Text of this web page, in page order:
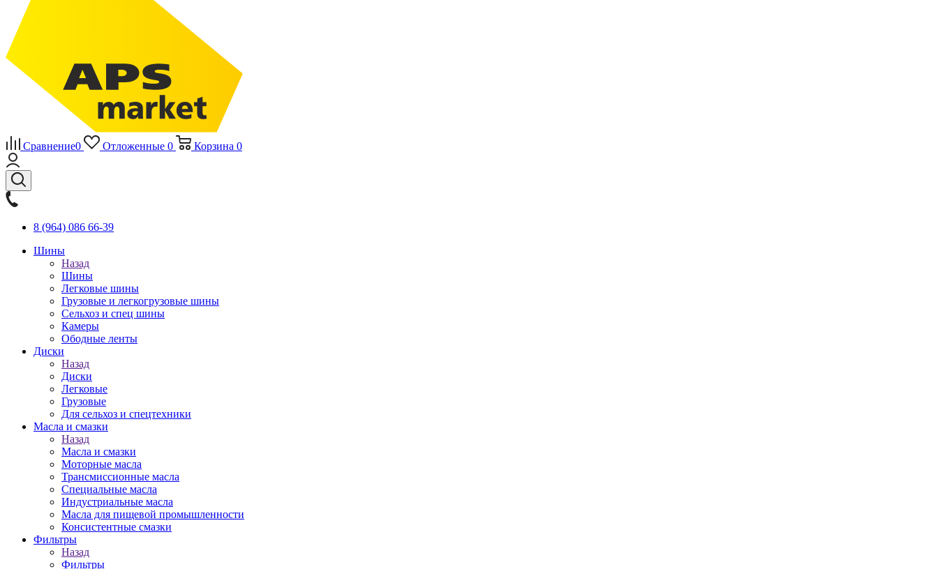
Сравнение0 Отложенные 0 Корзина 0
8 (964) 086 66-39
Шины
Назад
Шины
Легковые шины
Грузовые и легкогрузовые шины
Сельхоз и спец шины
Камеры
Ободные ленты
Диски
Назад
Диски
Легковые
Грузовые
Для сельхоз и спецтехники
Масла и смазки
Назад
Масла и смазки
Моторные масла
Трансмиссионные масла
Специальные масла
Индустриальные масла
Масла для пищевой промышленности
Консистентные смазки
Фильтры
Назад
Фильтры